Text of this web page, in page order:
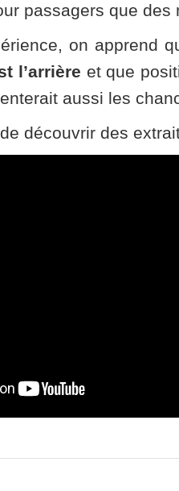
passagers que des
on apprend
l’arrière et que
aussi les
découvrir des